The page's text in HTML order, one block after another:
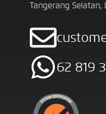
Tangerang Selatan,
62 819